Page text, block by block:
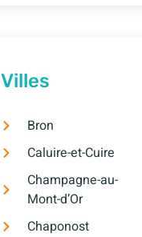
Villes
Bron
Caluire-et-Cuire
Champagne-au-
Mont-d’Or
Chaponost